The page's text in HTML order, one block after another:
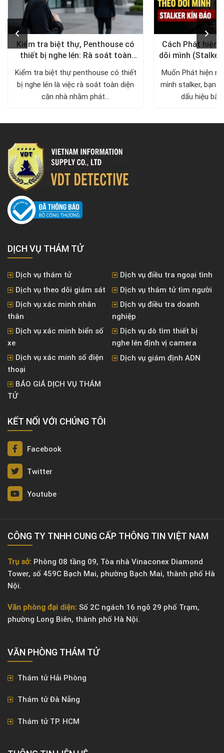
Kiểm tra biệt thự, Penthouse có
thiết bị nghe lén: Rà soát toàn
diện, trả lại không gian riêng tư
Kiểm tra biệt thự penthouse có thiết
bị nghe lén là việc rà soát toàn diện
căn nhà nhằm phát...
Cách Phát hiện
dõi mình
Muốn Phát hiện
mình stalker, bạn
dấu hiệu bất
DỊCH VỤ THÁM TỬ
Dịch vụ thám tử
Dịch vụ điều tra ngoại tình
Dịch vụ theo dõi giám sát
Dịch vụ thám tử tìm người
Dịch vụ xác minh nhân
thân
Dịch vụ điều tra doanh
nghiệp
Dịch vụ xác minh biển số
xe
Dịch vụ dò tìm thiết bị
nghe lén định vị camera
Dịch vụ xác minh số điện
thoại
Dịch vụ giám định ADN
BÁO GIÁ DỊCH VỤ THÁM
TỬ
KẾT NỐI VỚI CHÚNG TÔI
Facebook
Twitter
Youtube
CÔNG TY TNHH CUNG CẤP THÔNG TIN VIỆT NAM
Trụ sở: Phòng 08 tầng 09, Tòa nhà Vinaconex Diamond
Tower, số 459C Bạch Mai, phường Bạch Mai, thành phố Hà
Nội.
Văn phòng đại diện: Số 2C ngách 16 ngõ 29 phố Trạm,
phường Long Biên, thành phố Hà Nội.
VĂN PHÒNG ​THÁM TỬ
Thám tử Hải Phòng
Thám tử Đà Nẵng
Thám tử TP. HCM